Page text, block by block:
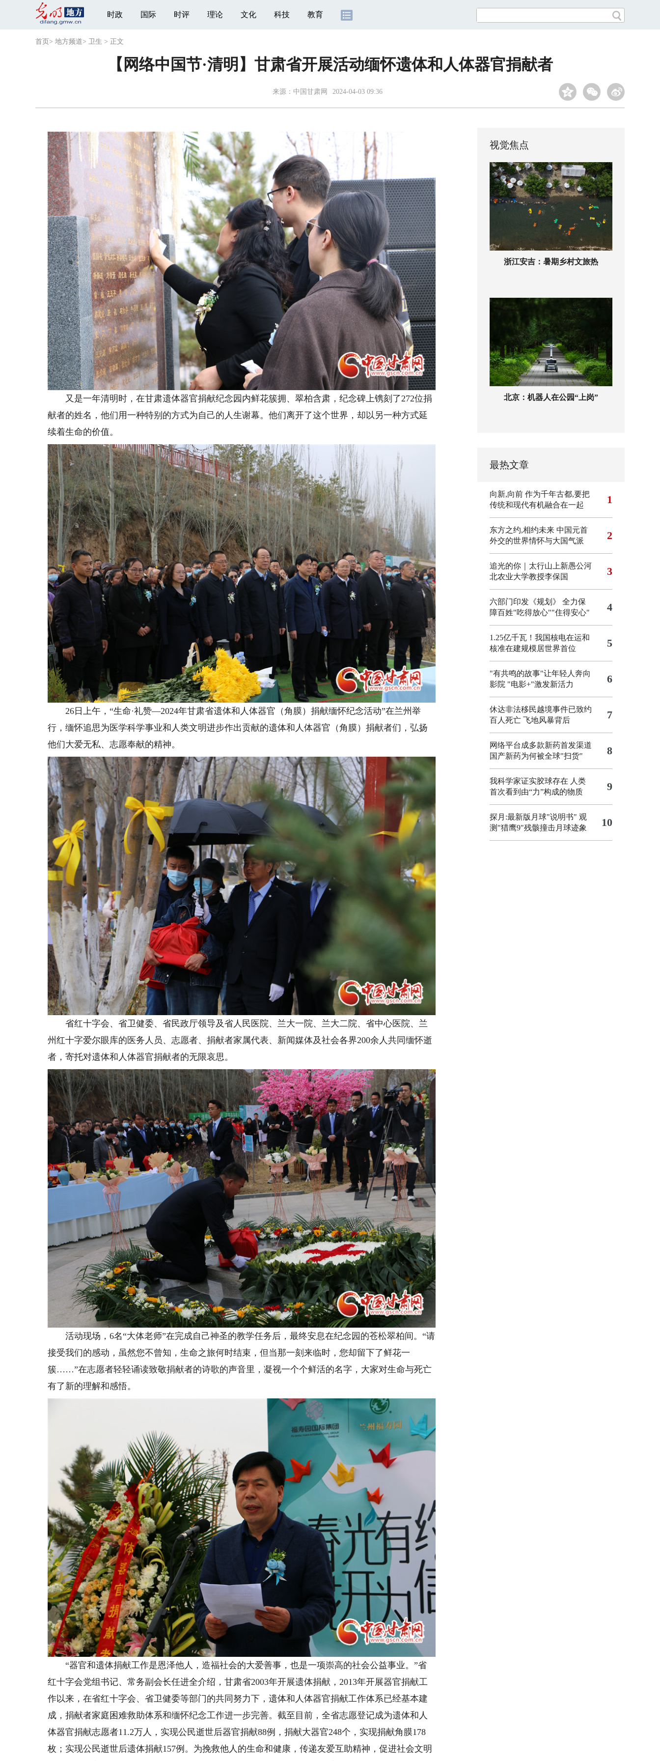
时政 国际 时评 理论 文化 科技 教育
首页 > 地方频道> 卫生 > 正文
【网络中国节·清明】甘肃省开展活动缅怀遗体和人体器官捐献者
来源： 中国甘肃网 2024-04-03 09:36
又是一年清明时，在甘肃遗体器官捐献纪念园内鲜花簇拥、翠柏含肃，纪念碑上镌刻了272位捐
献者的姓名，他们用一种特别的方式为自己的人生谢幕。他们离开了这个世界，却以另一种方式延
续着生命的价值。
26日上午，“生命·礼赞—2024年甘肃省遗体和人体器官（角膜）捐献缅怀纪念活动”在兰州举
行，缅怀追思为医学科学事业和人类文明进步作出贡献的遗体和人体器官（角膜）捐献者们，弘扬
他们大爱无私、志愿奉献的精神。
省红十字会、省卫健委、省民政厅领导及省人民医院、兰大一院、兰大二院、省中心医院、兰
州红十字爱尔眼库的医务人员、志愿者、捐献者家属代表、新闻媒体及社会各界200余人共同缅怀逝
者，寄托对遗体和人体器官捐献者的无限哀思。
活动现场，6名“大体老师”在完成自己神圣的教学任务后，最终安息在纪念园的苍松翠柏间。“请
接受我们的感动，虽然您不曾知，生命之旅何时结束，但当那一刻来临时，您却留下了鲜花一
簇……”在志愿者轻轻诵读致敬捐献者的诗歌的声音里，凝视一个个鲜活的名字，大家对生命与死亡
有了新的理解和感悟。
“器官和遗体捐献工作是恩泽他人，造福社会的大爱善事，也是一项崇高的社会公益事业。”省
红十字会党组书记、常务副会长任进全介绍，甘肃省2003年开展遗体捐献，2013年开展器官捐献工
作以来，在省红十字会、省卫健委等部门的共同努力下，遗体和人体器官捐献工作体系已经基本建
成，捐献者家庭困难救助体系和缅怀纪念工作进一步完善。截至目前，全省志愿登记成为遗体和人
体器官捐献志愿者11.2万人，实现公民逝世后器官捐献88例，捐献大器官248个，实现捐献角膜178
枚；实现公民逝世后遗体捐献157例。为挽救他人的生命和健康，传递友爱互助精神，促进社会文明
视觉焦点
浙江安吉：暑期乡村文旅热
北京：机器人在公园“上岗”
最热文章
向新,向前 作为千年古都,要把
传统和现代有机融合在一起
1
东方之约,相约未来 中国元首
外交的世界情怀与大国气派
2
追光的你｜太行山上新愚公河
北农业大学教授李保国
3
六部门印发《规划》 全力保
障百姓"吃得放心""住得安心"
4
1.25亿千瓦！我国核电在运和
核准在建规模居世界首位
5
"有共鸣的故事"让年轻人奔向
影院 "电影+"激发新活力 6
休达非法移民越境事件已致约
百人死亡 飞地风暴背后 7
网络平台成多款新药首发渠道
国产新药为何被全球"扫货"
8
我科学家证实胶球存在 人类
首次看到由“力”构成的物质
9
探月:最新版月球"说明书" 观
测"猎鹰9"残骸撞击月球迹象
10